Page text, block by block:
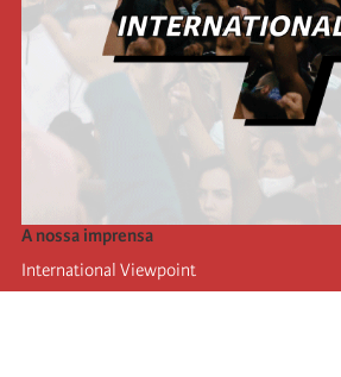
A nossa imprensa
International Viewpoint